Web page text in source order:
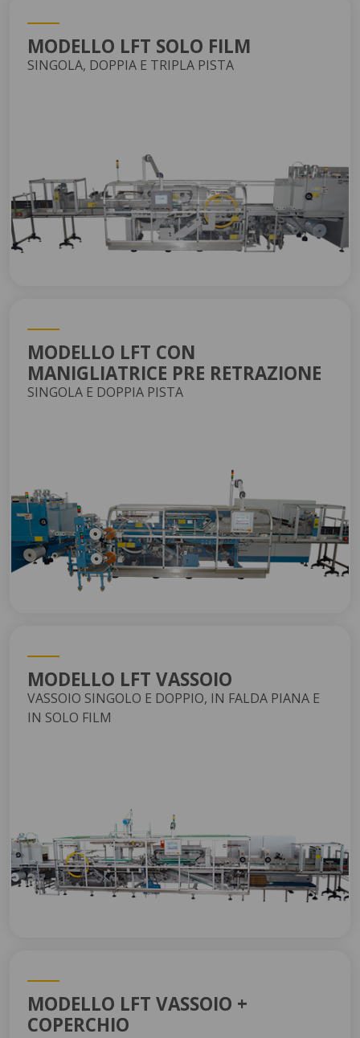
MODELLO LFT SOLO FILM
SINGOLA, DOPPIA E TRIPLA PISTA
MODELLO LFT CON
MANIGLIATRICE PRE RETRAZIONE
SINGOLA E DOPPIA PISTA
MODELLO LFT VASSOIO
VASSOIO SINGOLO E DOPPIO, IN FALDA PIANA E
IN SOLO FILM
MODELLO LFT VASSOIO +
COPERCHIO